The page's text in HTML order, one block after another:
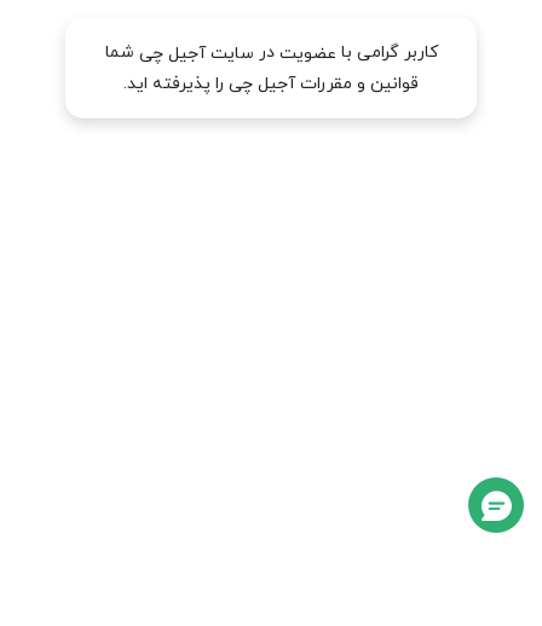
کاربر گرامی با عضویت در سایت آجیل چی شما
قوانین و مقررات آجیل چی را پذیرفته اید.